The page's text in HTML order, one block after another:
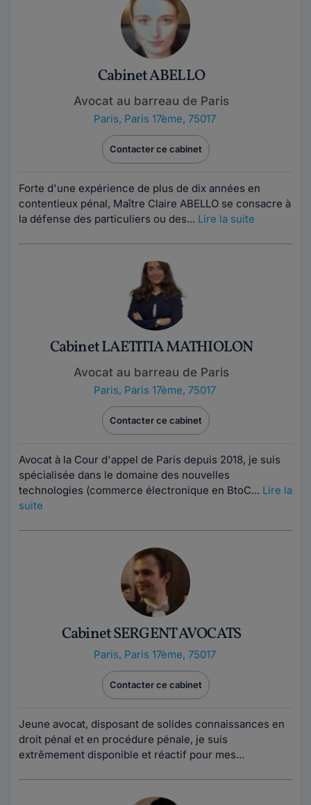
Cabinet ABELLO
Avocat au barreau de Paris
Paris, Paris 17ème, 75017
Contacter ce cabinet
Forte d'une expérience de plus de dix années en
contentieux pénal, Maître Claire ABELLO se consacre à
la défense des particuliers ou des... Lire la suite
Cabinet LAETITIA MATHIOLON
Avocat au barreau de Paris
Paris, Paris 17ème, 75017
Contacter ce cabinet
Avocat à la Cour d'appel de Paris depuis 2018, je suis
spécialisée dans le domaine des nouvelles
technologies (commerce électronique en BtoC... Lire la
suite
Cabinet SERGENT AVOCATS
Paris, Paris 17ème, 75017
Contacter ce cabinet
Jeune avocat, disposant de solides connaissances en
droit pénal et en procédure pénale, je suis
extrêmement disponible et réactif pour mes...